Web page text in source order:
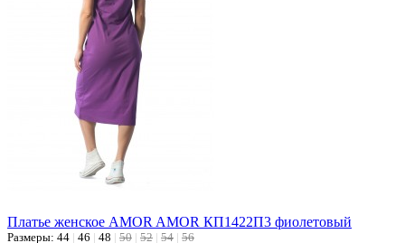
Платье женское AMOR AMOR КП1422П3 фиолетовый
Размеры: 44 | 46 | 48 | 50 | 52 | 54 | 56